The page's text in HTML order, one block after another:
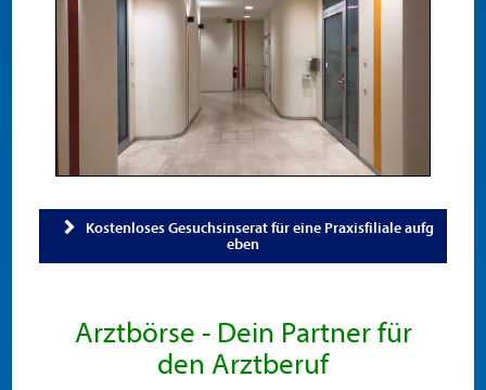
Kostenloses Gesuchsinserat für eine Praxisfiliale aufg
eben
Arztbörse - Dein Partner für
den Arztberuf